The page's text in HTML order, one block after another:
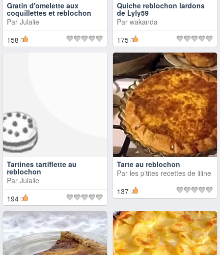
Gratin d'omelette aux
coquillettes et reblochon
Par Julalie
158
Quiche reblochon lardons
de Lyly59
Par wakanda
175
Tartines tartiflette au
reblochon
Par Julalie
194
Tarte au reblochon
Par les p'tites recettes de liline
137